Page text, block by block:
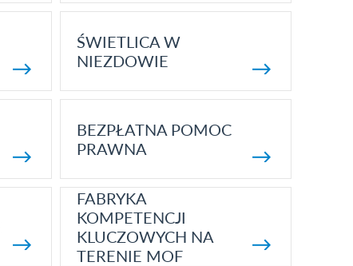
ŚWIETLICA W
NIEZDOWIE
BEZPŁATNA POMOC
PRAWNA
FABRYKA
KOMPETENCJI
KLUCZOWYCH NA
TERENIE MOF